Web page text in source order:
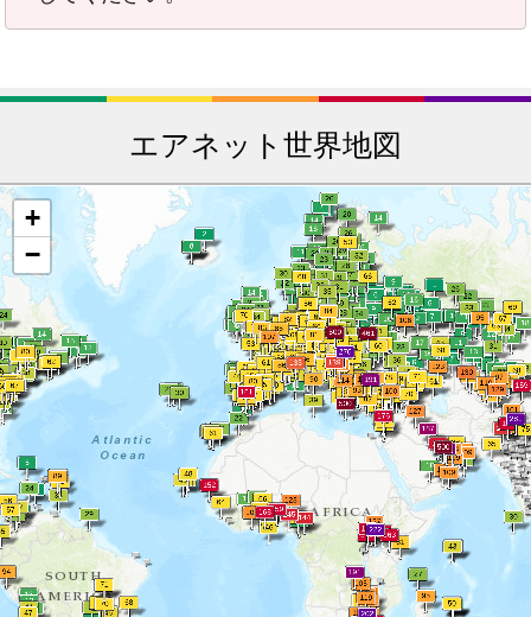
エアネット世界地図
+
−